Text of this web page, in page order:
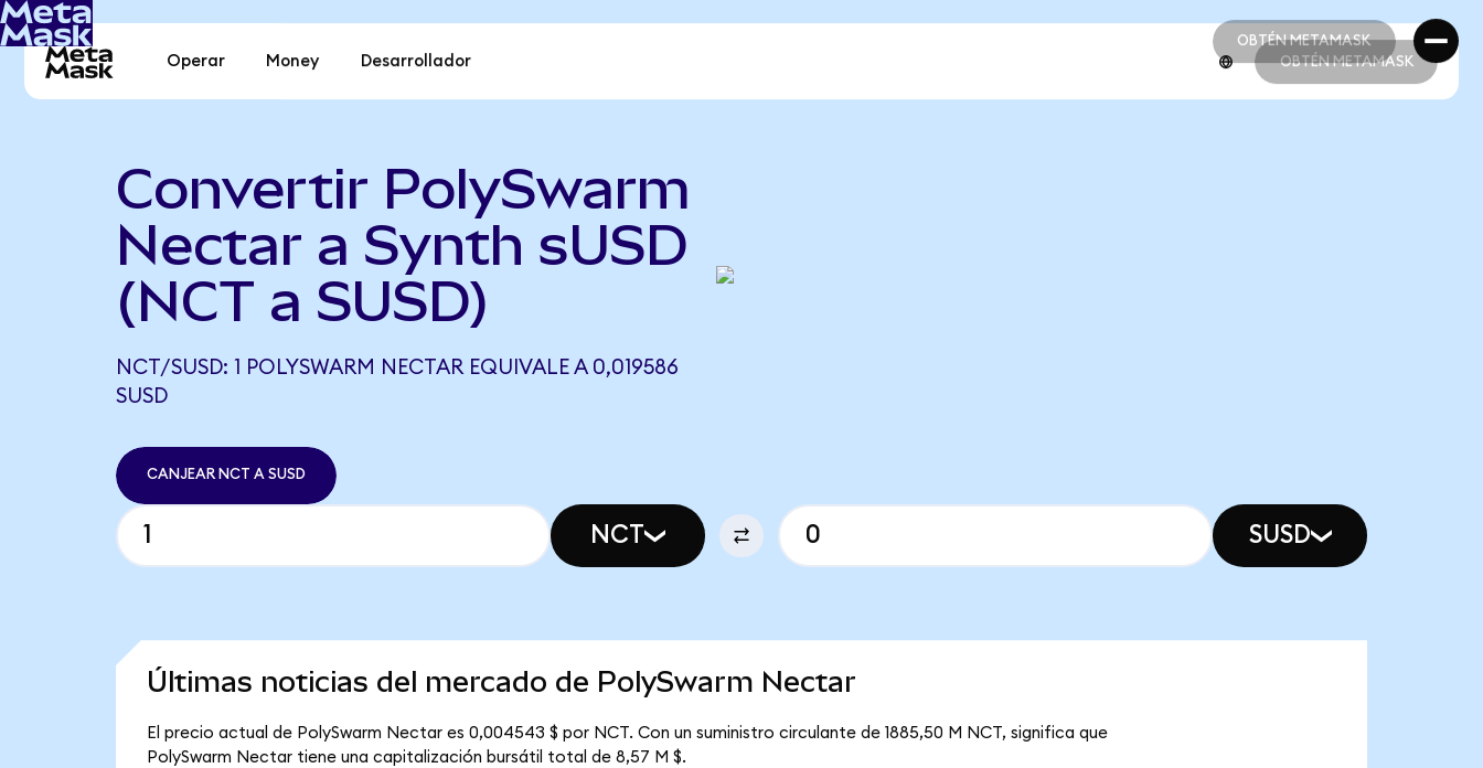
OBTÉN METAMASK
OBTÉN METAMASK
Operar Money Desarrollador OBTÉN METAMASK
Convertir PolySwarm
Nectar a Synth sUSD
(NCT a SUSD)
NCT/SUSD: 1 POLYSWARM NECTAR EQUIVALE A 0,019586
SUSD
CANJEAR NCT A SUSD
NCT SUSD
Últimas noticias del mercado de PolySwarm Nectar
El precio actual de PolySwarm Nectar es 0,004543 $ por NCT. Con un suministro circulante de 1885,50 M NCT, significa que
PolySwarm Nectar tiene una capitalización bursátil total de 8,57 M $.